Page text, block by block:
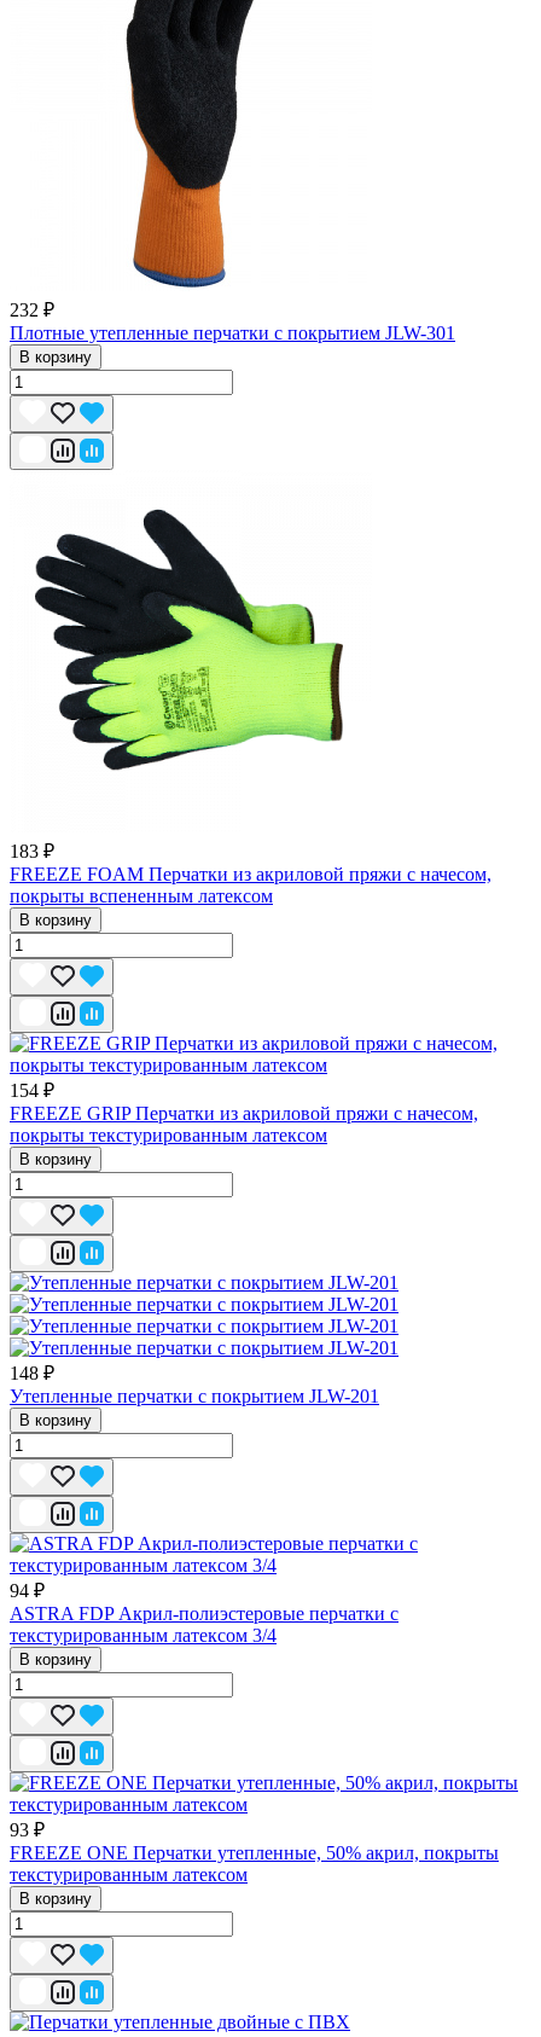
232 ₽
Плотные утепленные перчатки с покрытием JLW-301
В корзину
183 ₽
FREEZE FOAM Перчатки из акриловой пряжи с начесом,
покрыты вспененным латексом
В корзину
154 ₽
FREEZE GRIP Перчатки из акриловой пряжи с начесом,
покрыты текстурированным латексом
В корзину
148 ₽
Утепленные перчатки с покрытием JLW-201
В корзину
94 ₽
ASTRA FDP Акрил-полиэстеровые перчатки с
текстурированным латексом 3/4
В корзину
93 ₽
FREEZE ONE Перчатки утепленные, 50% акрил, покрыты
текстурированным латексом
В корзину